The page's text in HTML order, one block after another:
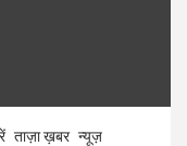
ताज़ा ख़बर न्यूज़